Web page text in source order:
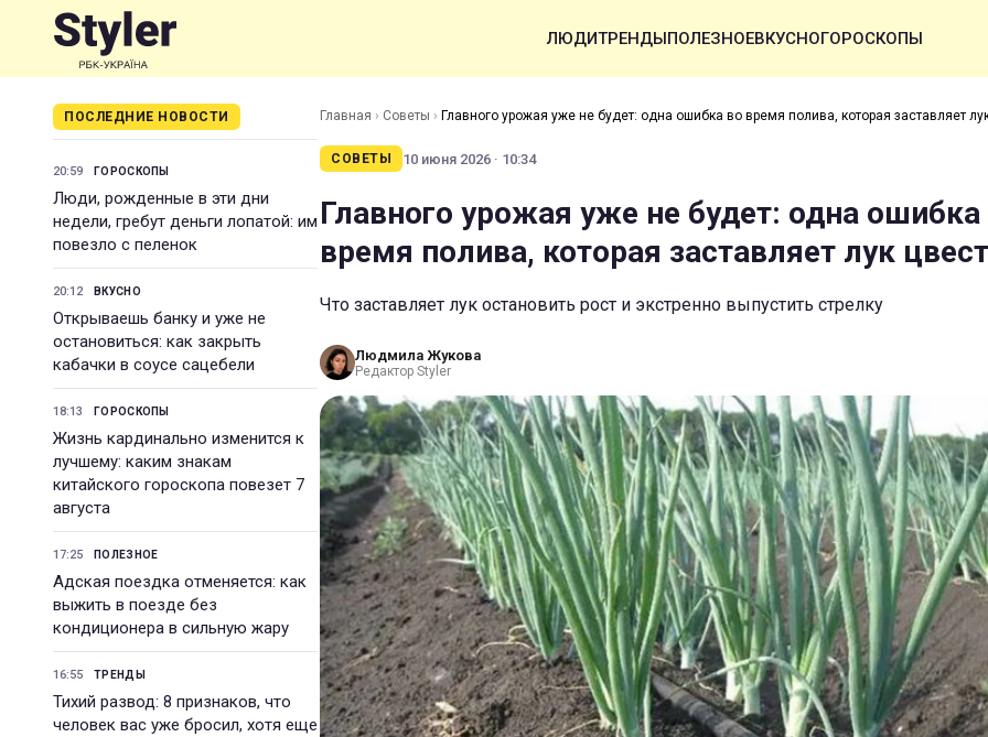
ЛЮДИТРЕНДЫПОЛЕЗНОЕВКУСНОГОРОСКОПЫ
ПОСЛЕДНИЕ НОВОСТИ
20:59 ГОРОСКОПЫ
Люди, рожденные в эти дни
недели, гребут деньги лопатой: им
повезло с пеленок
20:12 ВКУСНО
Открываешь банку и уже не
остановиться: как закрыть
кабачки в соусе сацебели
18:13 ГОРОСКОПЫ
Жизнь кардинально изменится к
лучшему: каким знакам
китайского гороскопа повезет 7
августа
17:25 ПОЛЕЗНОЕ
Адская поездка отменяется: как
выжить в поезде без
кондиционера в сильную жару
16:55 ТРЕНДЫ
Тихий развод: 8 признаков, что
человек вас уже бросил, хотя еще
Главная › Советы › Главного урожая уже не будет: одна ошибка во время полива, которая заставляет
СОВЕТЫ 10 июня 2026 · 10:34
Главного урожая уже не будет: одна ошибка
время полива, которая заставляет лук
Что заставляет лук остановить рост и экстренно выпустить стрелку
Людмила Жукова
Редактор Styler